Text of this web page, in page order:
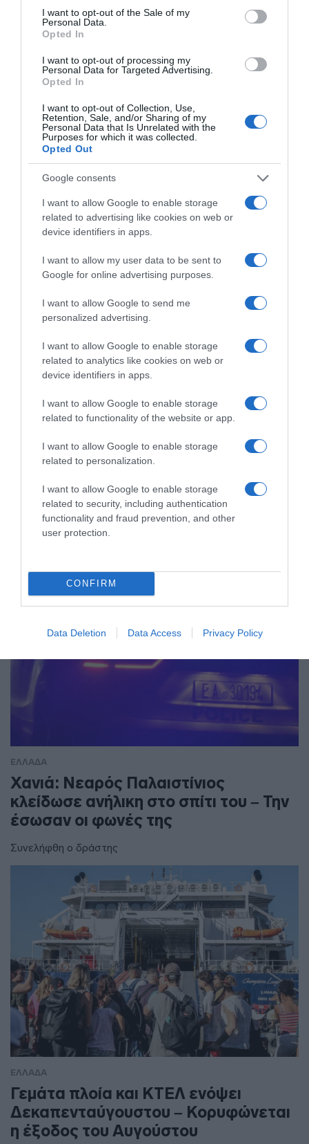
consent section.
I want to opt-out of the Sale of my
Personal Data.
Opted In
I want to opt-out of processing my
Personal Data for Targeted Advertising.
Opted In
I want to opt-out of Collection, Use,
Retention, Sale, and/or Sharing of my
Personal Data that Is Unrelated with the
Purposes for which it was collected.
Opted Out
Google consents
I want to allow Google to enable storage
related to advertising like cookies on web or
device identifiers in apps.
I want to allow my user data to be sent to
Google for online advertising purposes.
I want to allow Google to send me
personalized advertising.
I want to allow Google to enable storage
related to analytics like cookies on web or
device identifiers in apps.
I want to allow Google to enable storage
related to functionality of the website or app.
I want to allow Google to enable storage
related to personalization.
I want to allow Google to enable storage
related to security, including authentication
functionality and fraud prevention, and other
user protection.
CONFIRM
Data Deletion Data Access Privacy Policy
ΣΧΟΛΙΑ
ΕΛΛΑΔΑ
ΕΛΛΑΔΑ
Χανιά: Νεαρός Παλαιστίνιος
κλείδωσε ανήλικη στο σπίτι του – Την
έσωσαν οι φωνές της
Συνελήφθη ο δράστης
ΕΛΛΑΔΑ
Γεμάτα πλοία και ΚΤΕΛ ενόψει
Δεκαπενταύγουστου – Κορυφώνεται
η έξοδος του Αυγούστου